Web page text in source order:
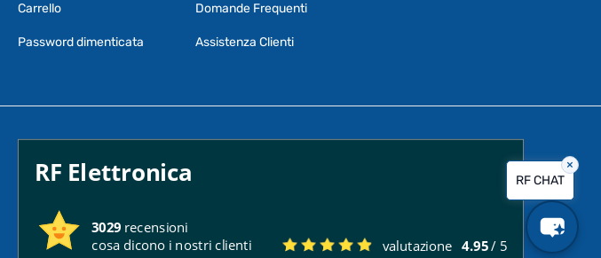
Carrello
Password dimenticata
Domande Frequenti
Assistenza Clienti
RF Elettronica
3029 recensioni
cosa dicono i nostri clienti
valutazione 4.95/ 5
prodotto
RF CHAT
×